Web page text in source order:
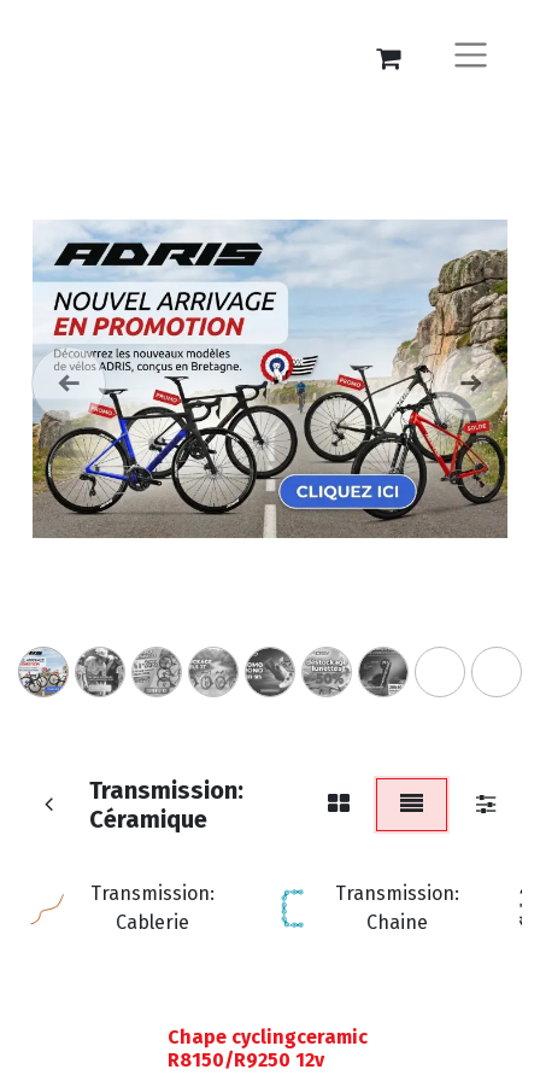
Précédent Suivant
Transmission:
Céramique
Transmission:
Cablerie
Transmission:
Chaine
Chape cyclingceramic
R8150/R9250 12v